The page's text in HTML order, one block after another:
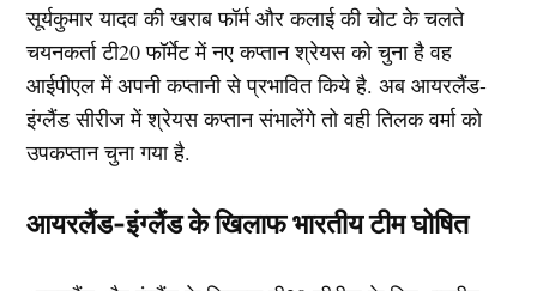
सूर्यकुमार यादव की खराब फॉर्म और कलाई की चोट के चलते
चयनकर्ता टी20 फॉर्मेट में नए कप्तान श्रेयस को चुना है वह
आईपीएल में अपनी कप्तानी से प्रभावित किये है. अब आयरलैंड-
इंग्लैंड सीरीज में श्रेयस कप्तान संभालेंगे तो वही तिलक वर्मा को
उपकप्तान चुना गया है.
आयरलैंड-इंग्लैंड के खिलाफ भारतीय टीम घोषित